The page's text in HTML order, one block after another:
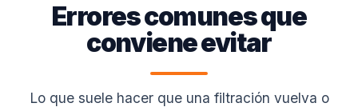
Errores comunes que
conviene evitar
Lo que suele hacer que una filtración vuelva o